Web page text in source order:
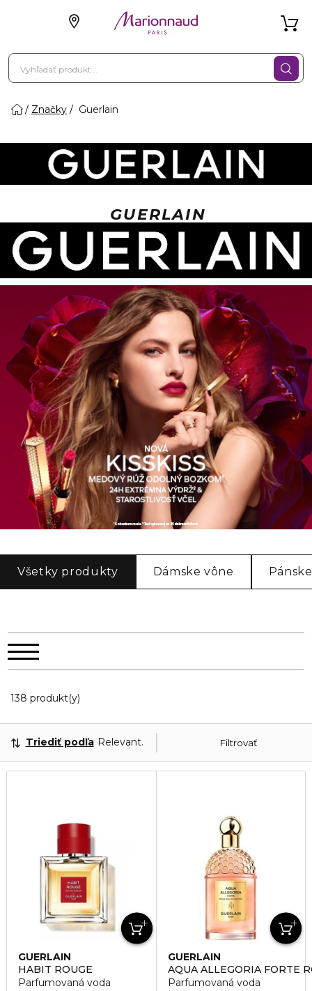
Značky Guerlain
GUERLAIN
Všetky produkty Dámske vône
138 produkt(y)
Filtrovať
Triediť podľa Relevantnosť
GUERLAIN
HABIT ROUGE
Parfumovaná voda
GUERLAIN
AQUA ALLEGORIA FORTE
Parfumovaná voda